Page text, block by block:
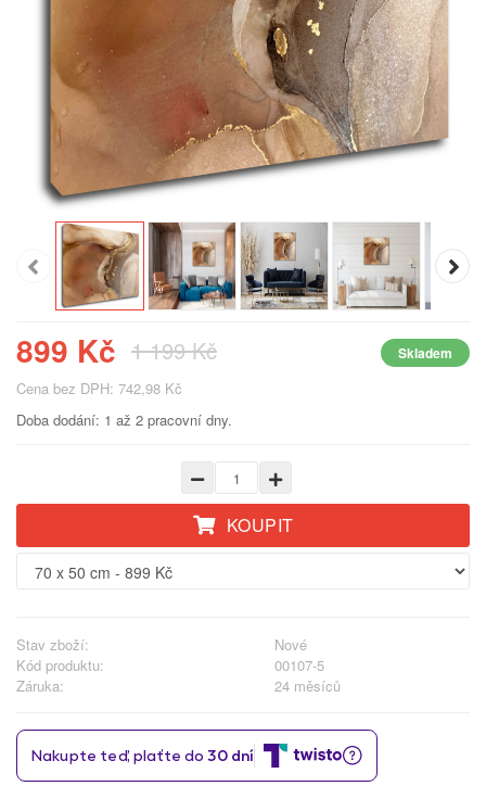
899 Kč 1 199 Kč Skladem
Cena bez DPH: 742,98 Kč
Doba dodání: 1 až 2 pracovní dny.
KOUPIT
Stav zboží:
Nové
Kód produktu:
00107-5
Záruka:
24 měsíců